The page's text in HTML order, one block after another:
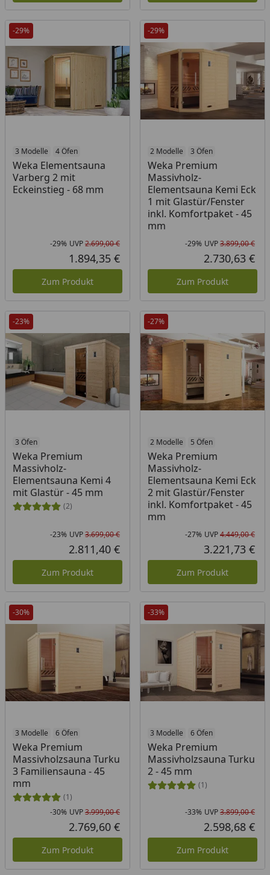
-29%
3 Modelle 4 Öfen
Weka Elementsauna
Varberg 2 mit
Eckeinstieg - 68 mm
Rabatt in Prozent
-29%
Ursprünglicher Preis
UVP2.699,00 €
Aktueller Preis
1.894,35 €
Zum Produkt
-29%
2 Modelle 3 Öfen
Weka Premium
Massivholz-
Elementsauna Kemi Eck
1 mit Glastür/Fenster
inkl. Komfortpaket - 45
mm
-29% UVP3.899,00 €
2.730,63 €
Zum Produkt
-23%
3 Öfen
Weka Premium
Massivholz-
Elementsauna Kemi 4
mit Glastür - 45 mm
(2)
Rabatt in Prozent
-23%
Ursprünglicher Preis
UVP3.699,00 €
Aktueller Preis
2.811,40 €
Zum Produkt
-27%
2 Modelle 5 Öfen
Weka Premium
Massivholz-
Elementsauna Kemi Eck
2 mit Glastür/Fenster
inkl. Komfortpaket - 45
mm
-27% UVP4.449,00 €
3.221,73 €
Zum Produkt
-30%
3 Modelle 6 Öfen
Weka Premium
Massivholzsauna Turku
3 Familiensauna - 45
mm
(1)
Rabatt in Prozent
-30%
Ursprünglicher Preis
UVP3.999,00 €
Aktueller Preis
2.769,60 €
Zum Produkt
-33%
3 Modelle 6 Öfen
Weka Premium
Massivholzsauna Turku
2 - 45 mm
(1)
-33% UVP3.899,00 €
2.598,68 €
Zum Produkt